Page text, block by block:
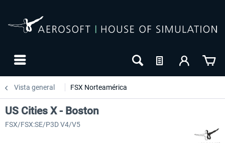
Vista general FSX Norteamérica
US Cities X - Boston
FSX/FSX:SE/P3D V4/V5